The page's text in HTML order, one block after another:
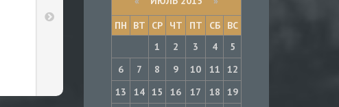
ПН
ВТ СР ЧТ ПТ СБ
ВС
1
2 3 4
5
6
7 8 9 10 11
12
13
14 15 16 17 18
19